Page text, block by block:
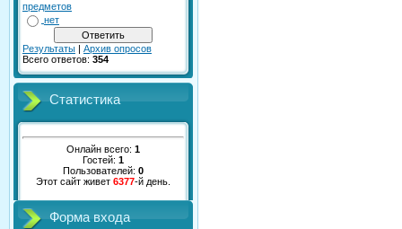
предметов
нет
Результаты | Архив опросов
Всего ответов: 354
Статистика
Онлайн всего: 1
Гостей: 1
Пользователей: 0
Этот сайт живет 6377-й день.
Форма входа